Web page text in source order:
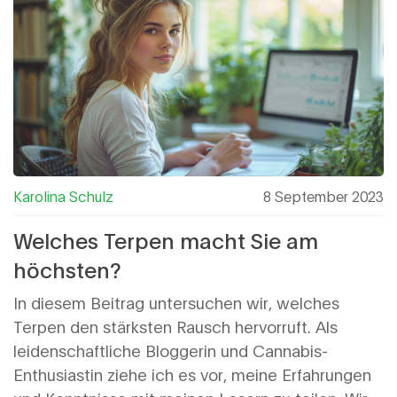
Karolina Schulz 8 September 2023
Welches Terpen macht Sie am
höchsten?
In diesem Beitrag untersuchen wir, welches
Terpen den stärksten Rausch hervorruft. Als
leidenschaftliche Bloggerin und Cannabis-
Enthusiastin ziehe ich es vor, meine Erfahrungen